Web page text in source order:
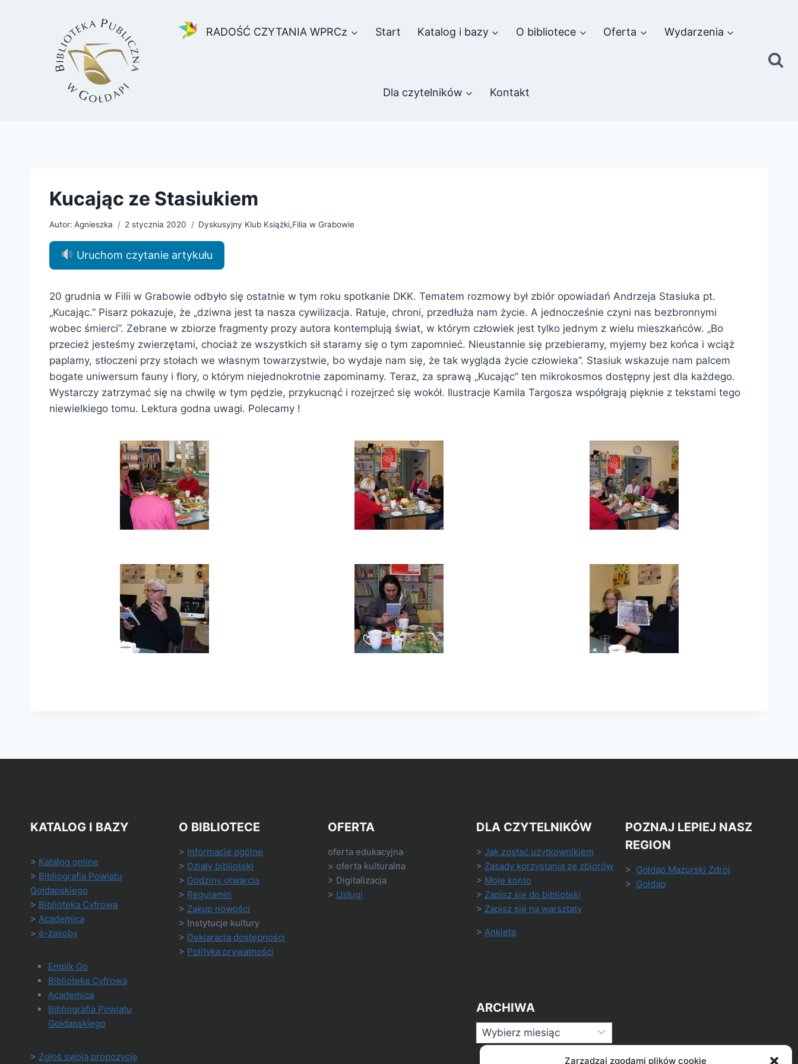
Zarządzaj zgodami plików cookie
RADOŚĆ CZYTANIA WPRCz Start Katalog i bazy O bibliotece Oferta Wydarzenia
Dla czytelników Kontakt
Kucając ze Stasiukiem
Autor: Agnieszka 2 stycznia 2020 Dyskusyjny Klub Książki,Filia w Grabowie
Uruchom czytanie artykułu
20 grudnia w Filii w Grabowie odbyło się ostatnie w tym roku spotkanie DKK. Tematem rozmowy był zbiór opowiadań Andrzeja Stasiuka pt.
„Kucając.” Pisarz pokazuje, że „dziwna jest ta nasza cywilizacja. Ratuje, chroni, przedłuża nam życie. A jednocześnie czyni nas bezbronnymi
wobec śmierci”. Zebrane w zbiorze fragmenty prozy autora kontemplują świat, w którym człowiek jest tylko jednym z wielu mieszkańców. „Bo
przecież jesteśmy zwierzętami, chociaż ze wszystkich sił staramy się o tym zapomnieć. Nieustannie się przebieramy, myjemy bez końca i wciąż
paplamy, stłoczeni przy stołach we własnym towarzystwie, bo wydaje nam się, że tak wygląda życie człowieka”. Stasiuk wskazuje nam palcem
bogate uniwersum fauny i flory, o którym niejednokrotnie zapominamy. Teraz, za sprawą „Kucając” ten mikrokosmos dostępny jest dla każdego.
Wystarczy zatrzymać się na chwilę w tym pędzie, przykucnąć i rozejrzeć się wokół. Ilustracje Kamila Targosza współgrają pięknie z tekstami tego
niewielkiego tomu. Lektura godna uwagi. Polecamy !
KATALOG I BAZY
> Katalog online
> Bibliografia Powiatu
Gołdapskiego
> Biblioteka Cyfrowa
> Academica
> e-zasoby
Empik Go
Biblioteka Cyfrowa
Academica
Bibliografia Powiatu
Gołdapskiego
> Zgłoś swoją propozycję
O BIBLIOTECE
> Informacje ogólne
> Działy biblioteki
> Godziny otwarcia
> Regulamin
> Zakup nowości
> Instytucje kultury
> Deklaracja dostępności
> Polityka prywatności
OFERTA
oferta edukacyjna
> oferta kulturalna
> Digitalizacja
> Usługi
DLA CZYTELNIKÓW
>Jak zostać użytkownikiem
> Zasady korzystania ze zbiorów
> Moje konto
> Zapisz się do biblioteki
> Zapisz się na warsztaty
> Ankieta
ARCHIWA
Archiwa
POZNAJ LEPIEJ NASZ
REGION
> Gołdap Mazurski Zdrój
> Gołdap